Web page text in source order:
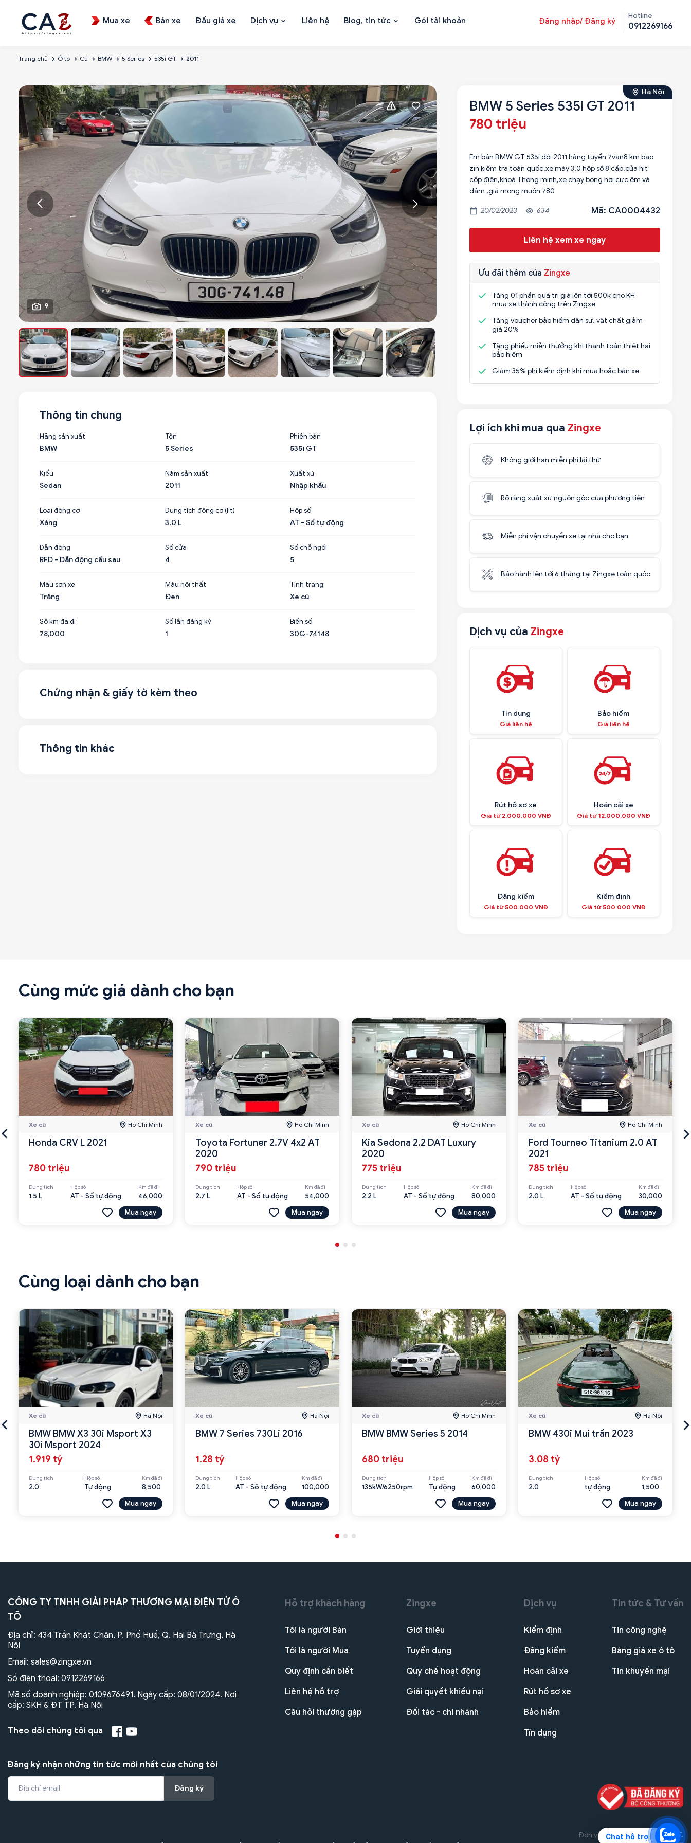
Chat hỗ trợ
Mua xe Bán xe Đấu giá xe Dịch vụ Liên hệ Blog, tin tức Gói tài khoản Đăng nhập/ Đăng ký
Hotline
0912269166
Trang chủ Ô tô Cũ BMW 5 Series 535i GT 2011
9
Hà Nội
BMW 5 Series 535i GT 2011
780 triệu
Em bán BMW GT 535i đời 2011 hàng tuyển 7van8 km bao
zin kiểm tra toàn quốc,xe máy 3.0 hộp số 8 cấp,của hit
cốp điện,khoá Thông minh,xe chạy bóng hơi cực êm và
đầm ,giá mong muốn 780
20/02/2023 634 Mã: CA0004432
Liên hệ xem xe ngay
Ưu đãi thêm của Zingxe
Tặng 01 phần quà trị giá lên tới 500k cho KH
mua xe thành công trên Zingxe
Tặng voucher bảo hiểm dân sự, vật chất giảm
giá 20%
Tặng phiếu miễn thưởng khi thanh toán thiệt hại
bảo hiểm
Giảm 35% phí kiểm định khi mua hoặc bán xe
Lợi ích khi mua qua Zingxe
Không giới hạn miễn phí lái thử
Rõ ràng xuất xứ nguồn gốc của phương tiện
Miễn phí vận chuyển xe tại nhà cho bạn
Bảo hành lên tới 6 tháng tại Zingxe toàn quốc
Dịch vụ của Zingxe
Tín dụng
Giá liên hệ
Bảo hiểm
Giá liên hệ
Rút hồ sơ xe
Giá từ 2.000.000 VNĐ
Hoán cải xe
Giá từ 12.000.000 VNĐ
Đăng kiểm
Giá từ 500.000 VNĐ
Kiểm định
Giá từ 500.000 VNĐ
Thông tin chung
Hãng sản xuất
BMW
Tên
5 Series
Phiên bản
535i GT
Kiểu
Sedan
Năm sản xuất
2011
Xuất xứ
Nhập khẩu
Loại động cơ
Xăng
Dung tích động cơ (lít)
3.0 L
Hộp số
AT - Số tự động
Dẫn động
RFD - Dẫn động cầu sau
Số cửa
4
Số chỗ ngồi
5
Màu sơn xe
Trắng
Màu nội thất
Đen
Tình trạng
Xe cũ
Số km đã đi
78,000
Số lần đăng ký
1
Biển số
30G-74148
Chứng nhận & giấy tờ kèm theo
Thông tin khác
Cùng mức giá dành cho bạn
Xe cũ Hồ Chí Minh
Honda CRV L 2021
780 triệu
Dung tích
1.5 L
Hộp số
AT - Số tự động
Km đã đi
46,000
Mua ngay
Xe cũ Hồ Chí Minh
Toyota Fortuner 2.7V 4x2 AT
2020
790 triệu
Dung tích
2.7 L
Hộp số
AT - Số tự động
Km đã đi
54,000
Mua ngay
Xe cũ Hồ Chí Minh
Kia Sedona 2.2 DAT Luxury
2020
775 triệu
Dung tích
2.2 L
Hộp số
AT - Số tự động
Km đã đi
80,000
Mua ngay
Xe cũ Hồ Chí Minh
Ford Tourneo Titanium 2.0 AT
2021
785 triệu
Dung tích
2.0 L
Hộp số
AT - Số tự động
Km đã đi
30,000
Mua ngay
Cùng loại dành cho bạn
Xe cũ Hà Nội
BMW BMW X3 30i Msport X3
30i Msport 2024
1.919 tỷ
Dung tích
2.0
Hộp số
Tự động
Km đã đi
8,500
Mua ngay
Xe cũ Hà Nội
BMW 7 Series 730Li 2016
1.28 tỷ
Dung tích
2.0 L
Hộp số
AT - Số tự động
Km đã đi
100,000
Mua ngay
Xe cũ Hồ Chí Minh
BMW BMW Series 5 2014
680 triệu
Dung tích
135kW/6250rpm
Hộp số
Tự động
Km đã đi
60,000
Mua ngay
Xe cũ Hà Nội
BMW 430i Mui trần 2023
3.08 tỷ
Dung tích
2.0
Hộp số
tự động
Km đã đi
1,500
Mua ngay
CÔNG TY TNHH GIẢI PHÁP THƯƠNG MẠI ĐIỆN TỬ Ô
TÔ
Địa chỉ: 434 Trần Khát Chân, P. Phố Huế, Q. Hai Bà Trưng, Hà
Nội
Email: sales@zingxe.vn
Số điện thoại: 0912269166
Mã số doanh nghiệp: 0109676491. Ngày cấp: 08/01/2024. Nơi
cấp: SKH & ĐT TP. Hà Nội
Theo dõi chúng tôi qua
Đăng ký nhận những tin tức mới nhất của chúng tôi
Đăng ký
Hỗ trợ khách hàng
Tôi là người Bán
Tôi là người Mua
Quy định cần biết
Liên hệ hỗ trợ
Câu hỏi thường gặp
Zingxe
Giới thiệu
Tuyển dụng
Quy chế hoạt động
Giải quyết khiếu nại
Đối tác - chi nhánh
Dịch vụ
Kiểm định
Đăng kiểm
Hoán cải xe
Rút hồ sơ xe
Bảo hiểm
Tín dụng
Tin tức & Tư vấn
Tin công nghệ
Bảng giá xe ô tô
Tin khuyến mại
Đơn vị triển khai dự án THG JSC